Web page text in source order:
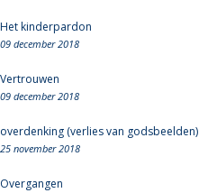
Het kinderpardon
09 december 2018
Vertrouwen
09 december 2018
overdenking (verlies van godsbeelden)
25 november 2018
Overgangen